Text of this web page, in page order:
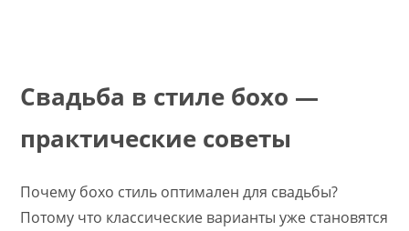
Свадьба в стиле бохо —
практические советы
Почему бохо стиль оптимален для свадьбы?
Потому что классические варианты уже становятся